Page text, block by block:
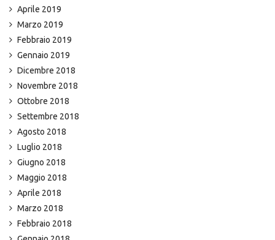
Aprile 2019
Marzo 2019
Febbraio 2019
Gennaio 2019
Dicembre 2018
Novembre 2018
Ottobre 2018
Settembre 2018
Agosto 2018
Luglio 2018
Giugno 2018
Maggio 2018
Aprile 2018
Marzo 2018
Febbraio 2018